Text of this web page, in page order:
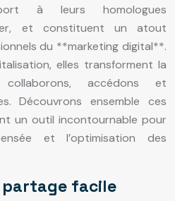
à leurs homologues
et constituent un atout
du **marketing digital**.
elles transforment la
accédons et
Découvrons ensemble ces
un outil incontournable pour
et l’optimisation des
facile